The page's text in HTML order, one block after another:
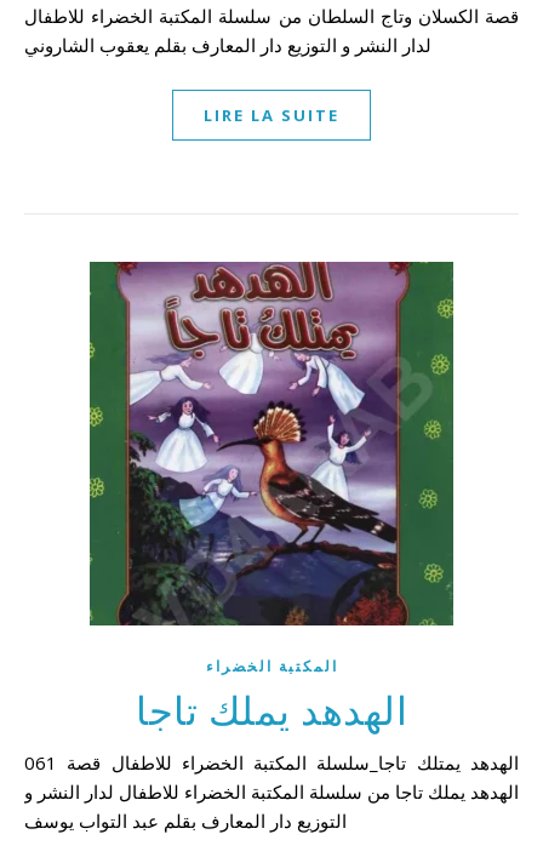
قصة الكسلان وتاج السلطان من سلسلة المكتبة الخضراء للاطفال
LIRE LA SUITE
المكتبة الخضراء
الهدهد يملك تاجا
061 الهدهد يمتلك تاجا_سلسلة المكتبة الخضراء للاطفال قصة
الهدهد يملك تاجا من سلسلة المكتبة الخضراء للاطفال لدار النشر و